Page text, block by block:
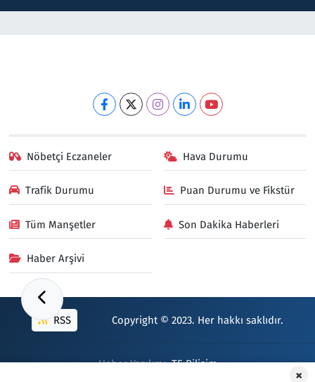
×
Nöbetçi Eczaneler Hava Durumu
Trafik Durumu Puan Durumu ve Fikstür
Tüm Manşetler Son Dakika Haberleri
Haber Arşivi
RSS Copyright © 2023. Her hakkı saklıdır.
Haber Yazılımı:TE Bilişim